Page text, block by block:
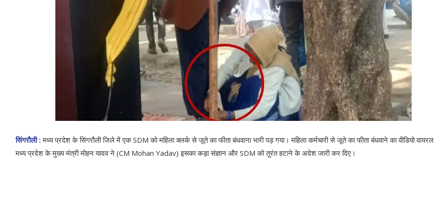
सिंगरौली :मध्य प्रदेश के सिंगरौली जिले में एक SDM को महिला क्लर्क से जूते का फीता बंधवाना भारी पड़ गया। महिला कर्मचारी से जूते का फीता बंधवाने का वीडियो वायरल
मध्य प्रदेश के मुख्य मंत्री मोहन यादव ने (CM Mohan Yadav) इसका कड़ा संज्ञान और SDM को तुरंत हटाने के अदेश जारी कर दिए।